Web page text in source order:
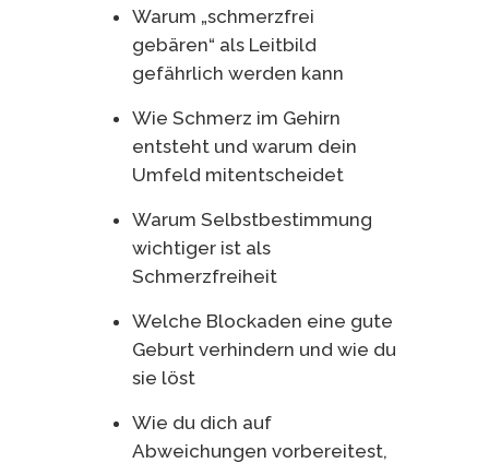
Warum „schmerzfrei
gebären“ als Leitbild
gefährlich werden kann
Wie Schmerz im Gehirn
entsteht und warum dein
Umfeld mitentscheidet
Warum Selbstbestimmung
wichtiger ist als
Schmerzfreiheit
Welche Blockaden eine gute
Geburt verhindern und wie du
sie löst
Wie du dich auf
Abweichungen vorbereitest,